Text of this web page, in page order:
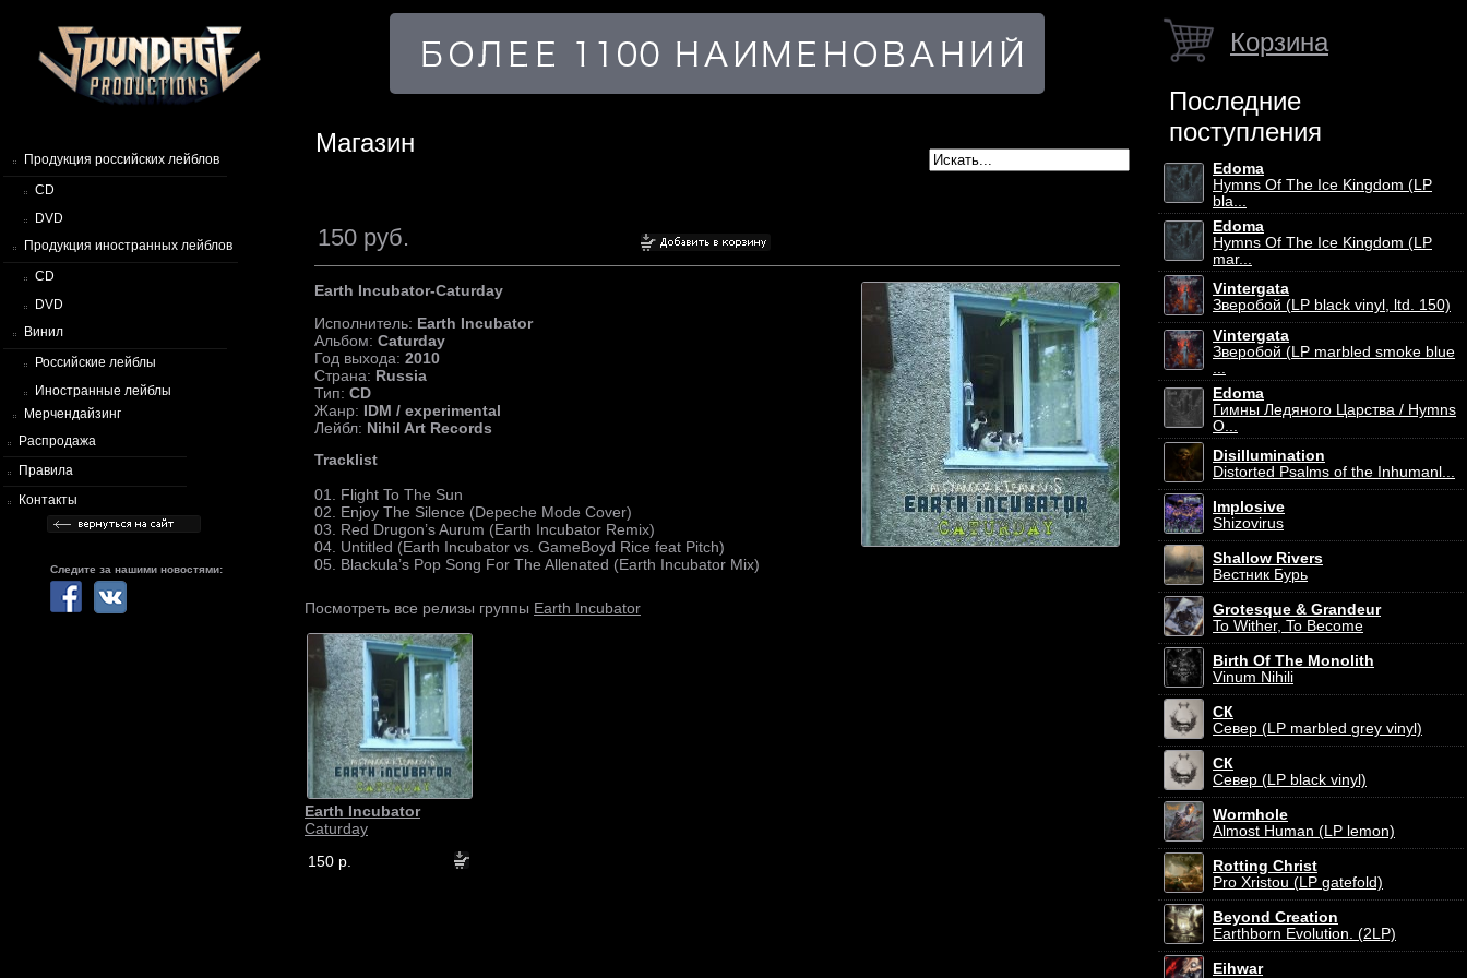
Продукция российских лейблов
CD
DVD
Продукция иностранных лейблов
CD
DVD
Винил
Российские лейблы
Иностранные лейблы
Мерчендайзинг
Распродажа
Правила
Контакты
Следите за нашими новостями:
Магазин
150 руб.
Earth Incubator-Caturday
Исполнитель: Earth Incubator
Альбом: Caturday
Год выхода: 2010
Страна: Russia
Тип: CD
Жанр: IDM / experimental
Лейбл: Nihil Art Records
Tracklist
01. Flight To The Sun
02. Enjoy The Silence (Depeche Mode Cover)
03. Red Drugon’s Aurum (Earth Incubator Remix)
04. Untitled (Earth Incubator vs. GameBoyd Rice feat Pitch)
05. Blackula’s Pop Song For The Allenated (Earth Incubator Mix)
Посмотреть все релизы группы Earth Incubator
Earth Incubator
Caturday
150 р.
Корзина
Последние
поступления
Edoma
Hymns Of The Ice Kingdom (LP
bla...
Edoma
Hymns Of The Ice Kingdom (LP
mar...
Vintergata
Зверобой (LP black vinyl, ltd. 150)
Vintergata
Зверобой (LP marbled smoke blue
...
Edoma
Гимны Ледяного Царства / Hymns
O...
Disillumination
Distorted Psalms of the Inhumanl...
Implosive
Shizovirus
Shallow Rivers
Вестник Бурь
Grotesque & Grandeur
To Wither, To Become
Birth Of The Monolith
Vinum Nihili
СК
Север (LP marbled grey vinyl)
СК
Север (LP black vinyl)
Wormhole
Almost Human (LP lemon)
Rotting Christ
Pro Xristou (LP gatefold)
Beyond Creation
Earthborn Evolution. (2LP)
Eihwar